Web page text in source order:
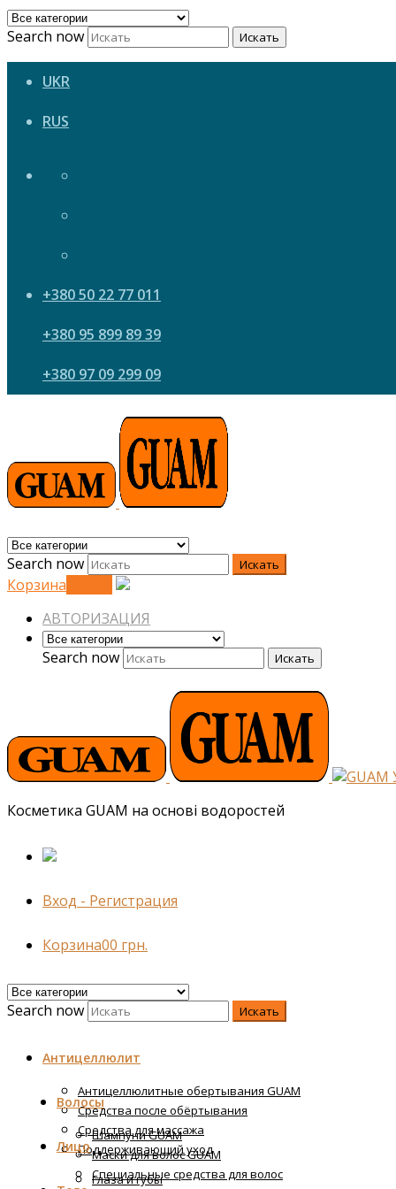
Search now Искать
UKR
RUS
+380 50 22 77 011
+380 95 899 89 39
+380 97 09 299 09
Search now Искать
Корзина
АВТОРИЗАЦИЯ
Search now
Искать
Косметика GUAM на основі водоростей
Вход - Регистрация
Корзина00 грн.
Search now Искать
Антицеллюлит
Антицеллюлитные обертывания GUAM
Средства после обёртывания
Средства для массажа
Поддерживающий уход
Волосы
Шампуни GUAM
Маски для волос GUAM
Специальные средства для волос
Лицо
Глаза и губы